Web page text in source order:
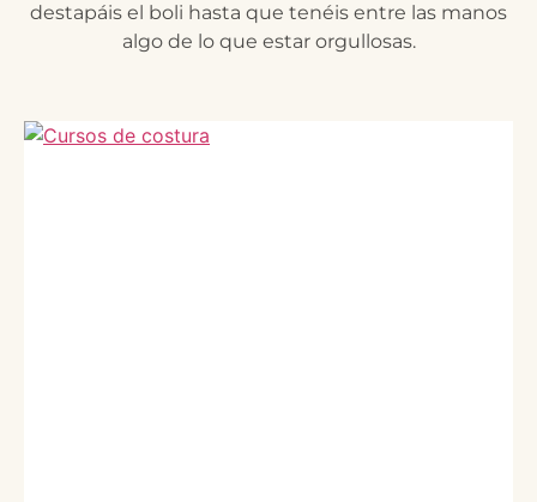
destapáis el boli hasta que tenéis entre las manos
algo de lo que estar orgullosas.